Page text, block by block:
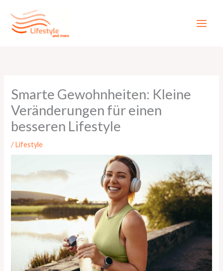
Inhalt
springen
Smarte Gewohnheiten: Kleine
Veränderungen für einen
besseren Lifestyle
/Lifestyle